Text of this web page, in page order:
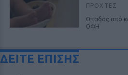
ΠΡΟΧΤΈΣ
Οπαδός από
ΟΦΗ
ΔΕΙΤΕ ΕΠΙΣΗΣ